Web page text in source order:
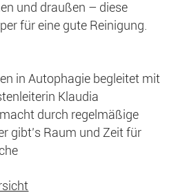
und draußen – diese
für eine gute Reinigung.
in Autophagie begleitet mit
Klaudia
durch regelmäßige
gibt’s Raum und Zeit für